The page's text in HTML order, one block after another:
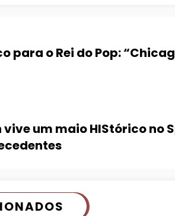
para o Rei do Pop:
um maio HIStórico no